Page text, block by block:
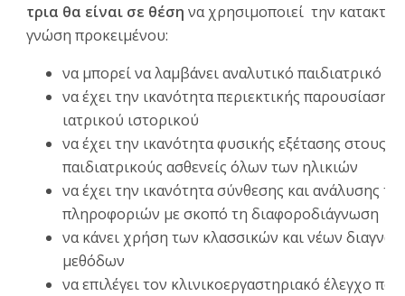
τρια θα είναι σε θέσηνα χρησιμοποιεί την
γνώση προκειμένου:
να μπορεί να λαμβάνει αναλυτικό παιδιατρικό
να έχει την ικανότητα περιεκτικής παρουσίασης
ιατρικού ιστορικού
να έχει την ικανότητα φυσικής εξέτασης στους
παιδιατρικούς ασθενείς όλων των ηλικιών
να έχει την ικανότητα σύνθεσης και ανάλυσης
πληροφοριών με σκοπό τη διαφοροδιάγνωση
να κάνει χρήση των κλασσικών και νέων
μεθόδων
να επιλέγει τον κλινικοεργαστηριακό έλεγχο που